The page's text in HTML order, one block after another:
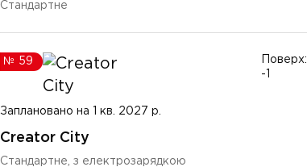
Стандартне
№ 59
Заплановано на 1 кв. 2027 р.
Creator City
Стандартне, з електрозарядкою
Поверх:
-1